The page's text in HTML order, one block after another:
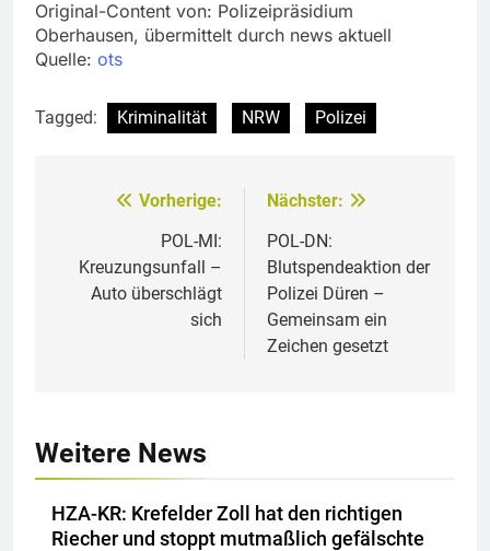
Original-Content von: Polizeipräsidium
Oberhausen, übermittelt durch news aktuell
Quelle: ots
Tagged: Kriminalität NRW Polizei
Beitragsnavigation
Vorherige:
POL-MI:
Kreuzungsunfall –
Auto überschlägt
sich
Nächster:
POL-DN:
Blutspendeaktion der
Polizei Düren –
Gemeinsam ein
Zeichen gesetzt
Weitere News
HZA-KR: Krefelder Zoll hat den richtigen
Riecher und stoppt mutmaßlich gefälschte